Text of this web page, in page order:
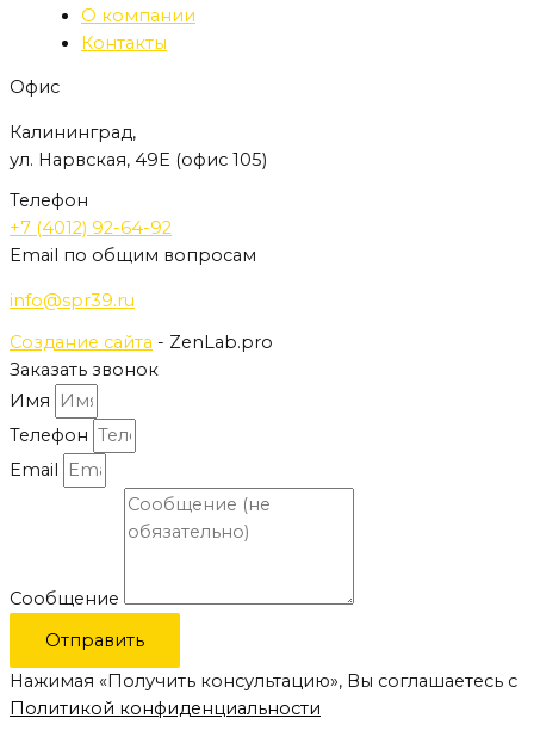
О компании
Контакты
Офис
Калининград,
ул. Нарвская, 49Е (офис 105)
Телефон
+7 (4012) 92-64-92
Email по общим вопросам
info@spr39.ru
Создание сайта - ZenLab.pro
Заказать звонок
Имя
Телефон
Email
Сообщение
Отправить
Нажимая «Получить консультацию», Вы соглашаетесь с
Политикой конфиденциальности